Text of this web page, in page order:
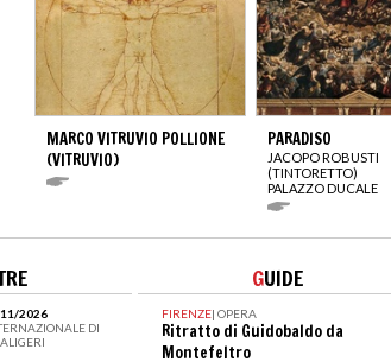
MARCO VITRUVIO POLLIONE
(VITRUVIO)
PARADISO
JACOPO ROBUSTI
(TINTORETTO)
PALAZZO DUCALE
2026
DI
GUIDE
FIRENZE| OPERA
Ritratto di Guidobaldo da
Montefeltro